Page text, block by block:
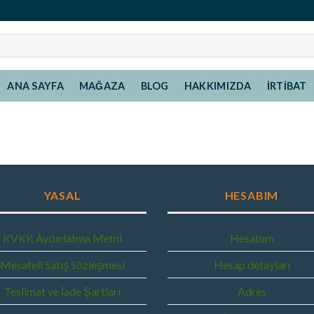
ANA SAYFA MAĞAZA BLOG HAKKIMIZDA İRTIBAT
YASAL
KVKK Aydınlatma Metni
Mesafeli Satış Sözleşmesi
Teslimat ve İade Şartları
HESABIM
Hesabım
Hesap detayları
Adres